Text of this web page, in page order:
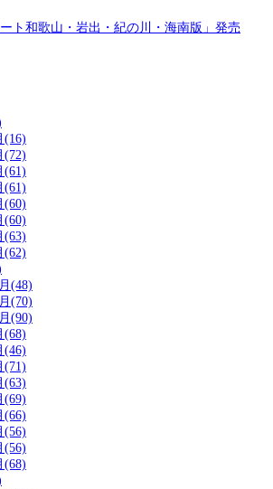
ート和歌山・岩出・紀の川・海南版」発売
(16)
(72)
(61)
(61)
(60)
(60)
(63)
(62)
(48)
(70)
(90)
(68)
(46)
(71)
(63)
(69)
(66)
(56)
(56)
(68)